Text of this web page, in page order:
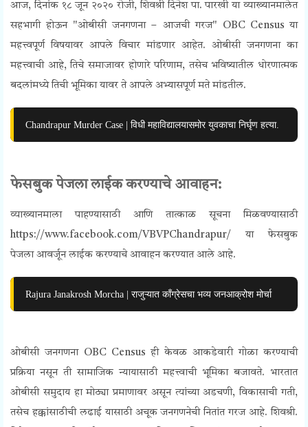
आज, दिनांक १८ जून २०२० रोजी, शिवश्री दिनेश पा. पारखी या व्याख्यानमालेत
सहभागी होऊन "ओबीसी जनगणना – आजची गरज" OBC Censusया
महत्त्वपूर्ण विषयावर आपले विचार मांडणार आहेत. ओबीसी जनगणना का
महत्त्वाची आहे, तिचे समाजावर होणारे परिणाम, तसेच भविष्यातील धोरणात्मक
बदलांमध्ये तिची भूमिका यावर ते आपले अभ्यासपूर्ण मते मांडतील.
Chandrapur Murder Case | विधी महाविद्यालयासमोर युवकाचा निर्घृण हत्या.
फेसबुक पेजला लाईक करण्याचे आवाहन:
व्याख्यानमाला पाहण्यासाठी आणि तात्काळ सूचना मिळवण्यासाठी
https://www.facebook.com/VBVPChandrapur/ या फेसबुक
पेजला आवर्जून लाईक करण्याचे आवाहन करण्यात आले आहे.
Rajura Janakrosh Morcha | राजुऱ्यात काँग्रेसचा भव्य जनआक्रोश मोर्चा
ओबीसी जनगणना OBC Censusही केवळ आकडेवारी गोळा करण्याची
प्रक्रिया नसून ती सामाजिक न्यायासाठी महत्त्वाची भूमिका बजावते. भारतात
ओबीसी समुदाय हा मोठ्या प्रमाणावर असून त्यांच्या अडचणी, विकासाची गती,
तसेच हक्कांसाठीची लढाई यासाठी अचूक जनगणनेची नितांत गरज आहे. शिवश्री.